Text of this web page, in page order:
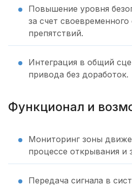
Повышение уровня
за счет
препятствий.
Интеграция в общий
привода без доработок.
Функционал и
Мониторинг зоны
процессе открывания и
Передача сигнала в